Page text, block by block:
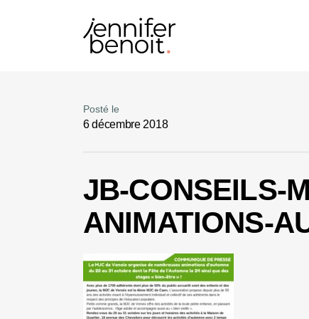
Posté le
6 décembre 2018
JB-CONSEILS-
ANIMATIONS-